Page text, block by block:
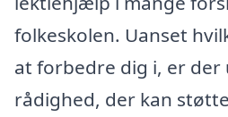
folkeskolen. Uanset
at forbedre dig i, er der
rådighed, der kan